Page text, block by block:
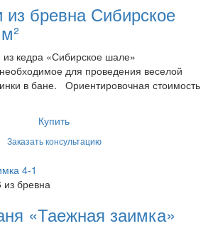
из бревна Сибирское
кедра «Сибирское шале»
для проведения веселой
в бане. Ориентировочная стоимость
Купить
Заказать консультацию
бревна
«Таежная заимка»